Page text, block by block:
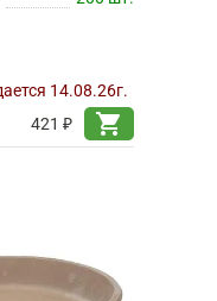
14.08.26г.
421 ₽
shopping_cart